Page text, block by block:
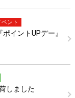
ント
イントUPデー』
しました